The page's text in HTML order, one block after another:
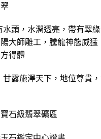
頭，水潤透亮，帶有翠
大師雕工，騰龍神態威猛
得體
露施澤天下，地位尊貴
石級翡翠礦區